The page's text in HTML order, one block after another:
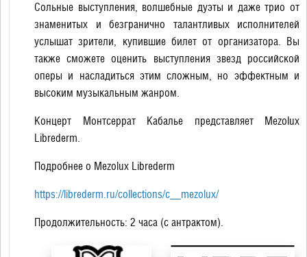
Сольные выступления, волшебные дуэты и даже трио от
знаменитых и безгранично талантливых исполнителей
услышат зрители, купившие билет от организатора. Вы
также сможете оценить выступления звезд российской
оперы и насладиться этим сложным, но эффектным и
высоким музыкальным жанром.
Концерт Монтсеррат Кабалье представляет Mezolux
Librederm.
Подробнее о Mezolux Librederm
https://librederm.ru/collections/c__mezolux/
Продолжительность: 2 часа (с антрактом).